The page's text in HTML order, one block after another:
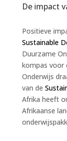
De impact
Positieve
Sustainable
Duurzame
kompas voor
Onderwijs
van de
Afrika heeft
Afrikaanse